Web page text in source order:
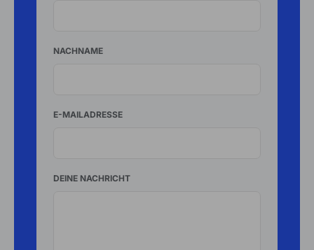
NACHNAME
E-MAILADRESSE
DEINE NACHRICHT